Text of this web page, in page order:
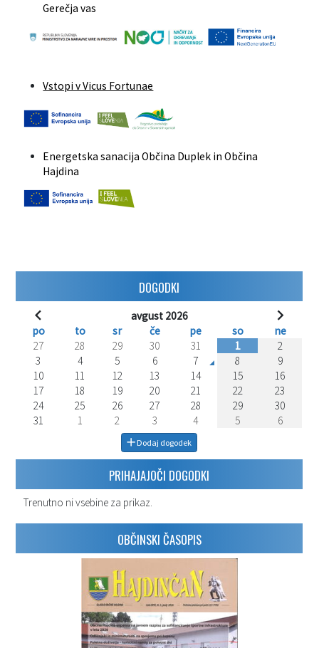
Gerečja vas
Vstopi v Vicus Fortunae
Energetska sanacija Občina Duplek in Občina
Hajdina
DOGODKI
avgust 2026
po
to sr če pe so
ne
27
28 29 30 31 1
2
3
4 5 6 7 8
9
10
11 12 13 14 15
16
17
18 19 20 21 22
23
24
25 26 27 28 29
30
31
1 2 3 4 5 6
Dodaj dogodek
PRIHAJAJOČI DOGODKI
Trenutno ni vsebine za prikaz.
OBČINSKI ČASOPIS